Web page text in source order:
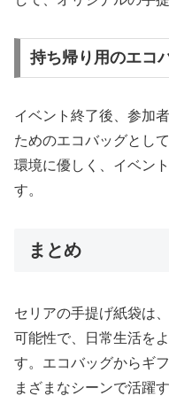
持ち帰り用のエコ
イベント終了後、参加
ためのエコバッグとし
環境に優しく、イベン
す。
まとめ
セリアの手提げ紙袋は
可能性で、日常生活を
す。エコバッグからギ
まざまなシーンで活躍